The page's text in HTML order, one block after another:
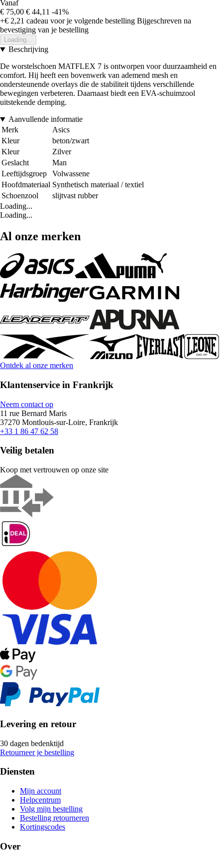
Vanaf
€ 75,00 € 44,11 -41%
+€ 2,21 cadeau voor je volgende bestelling Bijgeschreven na
bevestiging van je bestelling
Loading...
Beschrijving
De worstelschoen MATFLEX 7 is ontworpen voor duurzaamheid en
comfort. Hij heeft een bovenwerk van ademend mesh en
ondersteunende overlays die de stabiliteit tijdens verschillende
bewegingen verbeteren. Daarnaast biedt een EVA-schuimzool
uitstekende demping.
Aanvullende informatie
Merk
Asics
Kleur
beton/zwart
Kleur
Zilver
Geslacht
Man
Leeftijdsgroep
Volwassene
Hoofdmateriaal Synthetisch materiaal / textiel
Schoenzool
slijtvast rubber
Loading...
Loading...
Al onze merken
Ontdek al onze merken
Klantenservice in Frankrijk
Neem contact op
11 rue Bernard Maris
37270 Montlouis-sur-Loire, Frankrijk
+33 1 86 47 62 58
Veilig betalen
Koop met vertrouwen op onze site
Levering en retour
30 dagen bedenktijd
Retourneer je bestelling
Diensten
Mijn account
Helpcentrum
Volg mijn bestelling
Bestelling retourneren
Kortingscodes
Over